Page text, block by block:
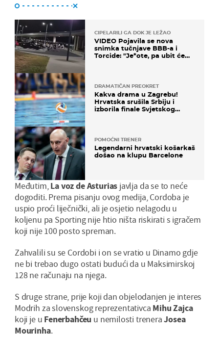
CIPELARILI GA DOK JE LEŽAO
VIDEO Pojavila se nova
snimka tučnjave BBB-a i
Torcide: "Je*ote, pa ubit će
DRAMATIČAN PREOKRET
Kakva drama u Zagrebu!
Hrvatska srušila Srbiju i
izborila finale Svjetskog
POMOĆNI TRENER
Legendarni hrvatski košarkaš
došao na klupu Barcelone
Međutim,La voz de Asturias javlja da se to neće
dogoditi. Prema pisanju ovog medija, Cordoba je
uspio proći liječnički, ali je osjetio nelagodu u
koljenu pa Sporting nije htio ništa riskirati s igračem
koji nije 100 posto spreman.
Zahvalili su se Cordobi i on se vratio u Dinamo gdje
ne bi trebao dugo ostati budući da u Maksimirskoj
128 ne računaju na njega.
S druge strane, prije koji dan objelodanjen je interes
Modrih za slovenskog reprezentativca Mihu Zajca
koji je u Fenerbahčeu u nemilosti treneraJosea
Mourinha.